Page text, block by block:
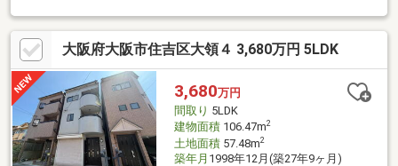
頂きます♪ローン、リフォームのご相談など、何でもお気軽にご連
絡下さい！
大阪府大阪市住吉区大領４ 3,680万円 5LDK
3,680万円
間取り 5LDK
建物面積106.47m2
土地面積57.48m2
築年月 1998年12月(築27年9ヶ月)